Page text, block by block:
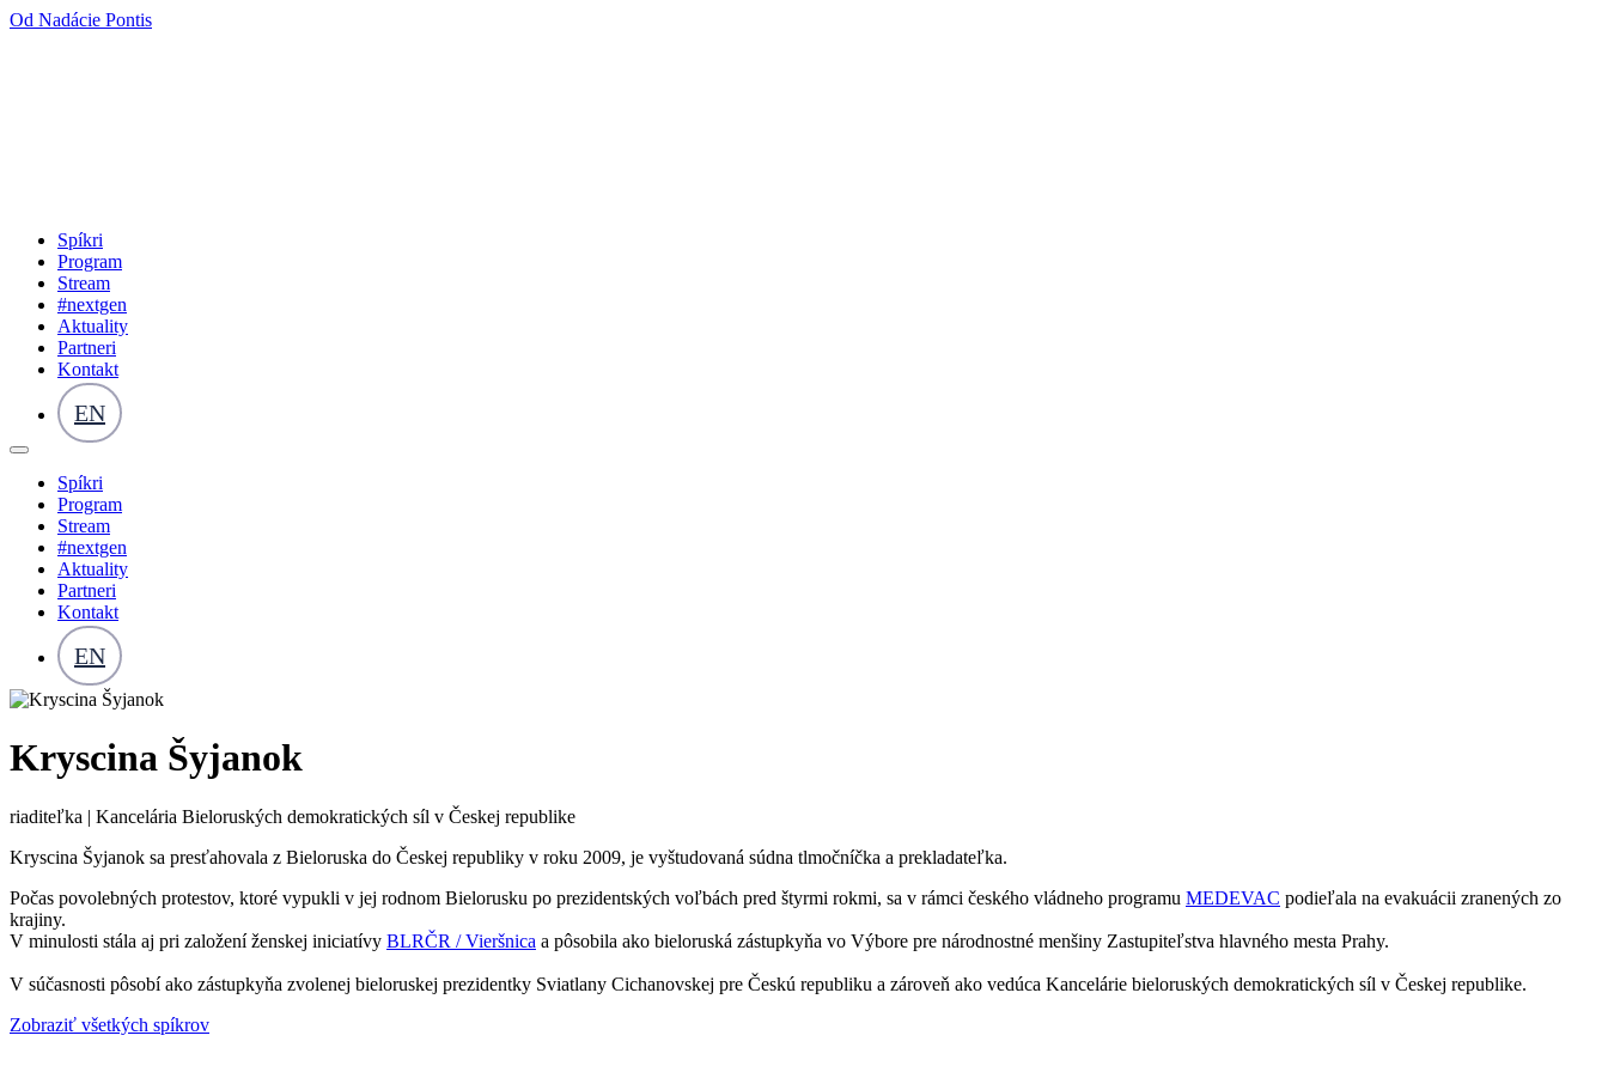
Od Nadácie Pontis
Spíkri
Program
Stream
#nextgen
Aktuality
Partneri
Kontakt
EN
Spíkri
Program
Stream
#nextgen
Aktuality
Partneri
Kontakt
EN
Kryscina Šyjanok
riaditeľka | Kancelária Bieloruských demokratických síl v Českej republike
Kryscina Šyjanok sa presťahovala z Bieloruska do Českej republiky v roku 2009, je vyštudovaná súdna tlmočníčka a prekladateľka.
Počas povolebných protestov, ktoré vypukli v jej rodnom Bielorusku po prezidentských voľbách pred štyrmi rokmi, sa v rámci českého vládneho programu MEDEVAC podieľala na evakuácii zranených zo
krajiny.
V minulosti stála aj pri založení ženskej iniciatívy BLRČR / Vieršnica a pôsobila ako bieloruská zástupkyňa vo Výbore pre národnostné menšiny Zastupiteľstva hlavného mesta Prahy.
V súčasnosti pôsobí ako zástupkyňa zvolenej bieloruskej prezidentky Sviatlany Cichanovskej pre Českú republiku a zároveň ako vedúca Kancelárie bieloruských demokratických síl v Českej republike.
Zobraziť všetkých spíkrov